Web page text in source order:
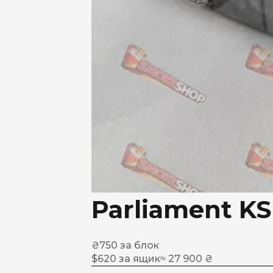
Parliament
₴750 за блок
$620 за ящик≈ 27 900 ₴